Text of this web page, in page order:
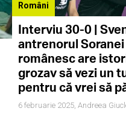
Români
Interviu 30-0 |
antrenorul Soranei
românesc are
grozav să vezi un
pentru că vrei să
6 februarie 2025, Andreea